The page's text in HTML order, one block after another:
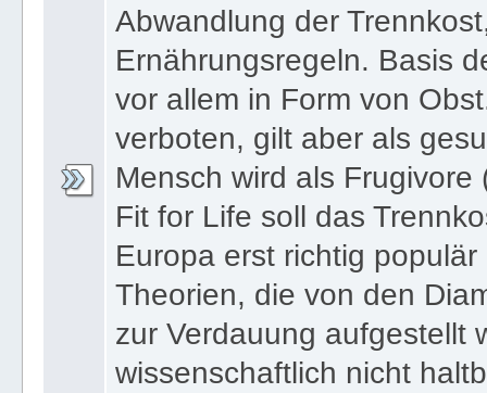
Abwandlung der
Ernährungsregeln. Basis
vor allem in Form von
verboten, gilt aber als
Mensch wird als
Fit for Life soll das
Europa erst richtig
Theorien, die von den
zur Verdauung aufgestellt
wissenschaftlich nicht